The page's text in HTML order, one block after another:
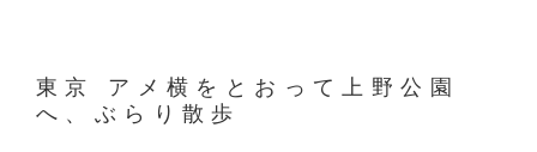
東京 アメ横をとおって上野公園
へ、ぶらり散歩